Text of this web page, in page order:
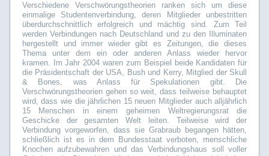
Verschiedene Verschwörungstheorien ranken sich um diese
einmalige Studentenverbindung, deren Mitglieder unbestritten
überdurchschnittlich erfolgreich und mächtig sind. Zum Teil
werden Verbindungen nach Deutschland und zu den Illuminaten
hergestellt und immer wieder gibt es Zeitungen, die dieses
Thema unter dem ein oder anderen Anlass wieder hervor
kramen. Im Jahr 2004 waren zum Beispiel beide Kandidaten für
die Präsidentschaft der USA, Bush und Kerry, Mitglied der Skull
& Bones, was Anlass für Spekulationen gibt. Die
Verschwörungstheorien gehen so weit, dass teilweise behauptet
wird, dass wie die jährlichen 15 neuen Mitglieder auch alljährlich
15 Menschen in einem geheimen Weltregierungsrat die
Geschicke der gesamten Welt leiten. Teilweise wird der
Verbindung vorgeworfen, dass sie Grabraub begangen hätten,
schließlich ist es in dem Bundesstaat verboten, menschliche
Knochen aufzubewahren und das Verbindungshaus soll voller